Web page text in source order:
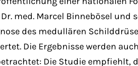
med. Marcel Binnebösel
des medullären
Die Ergebnisse werden
Die Studie empfiehlt,